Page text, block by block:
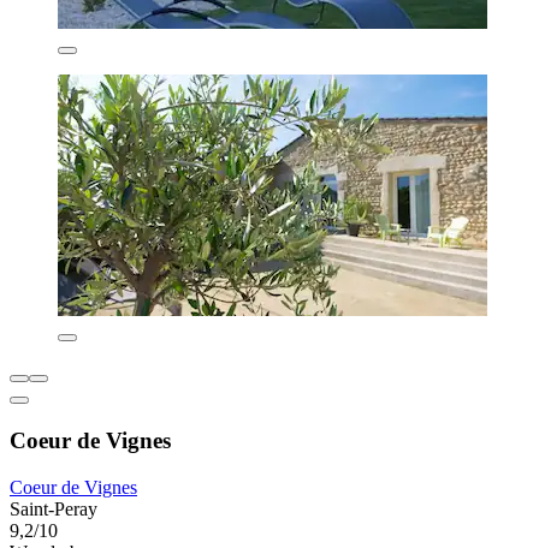
Coeur de Vignes
Coeur de Vignes
Saint-Peray
9,2/10